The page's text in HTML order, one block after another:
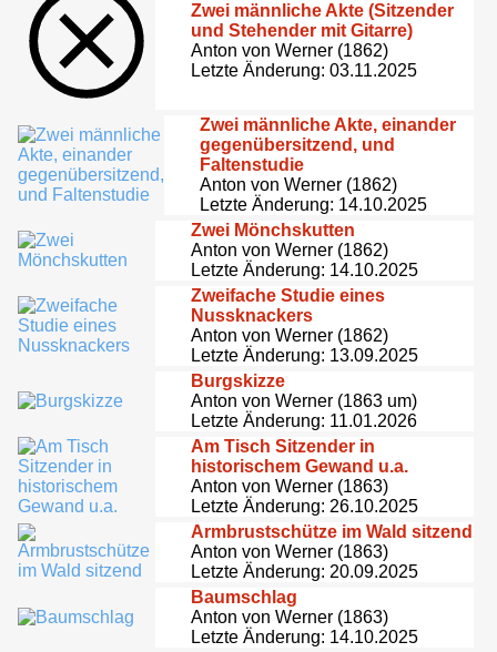
Zwei männliche Akte (Sitzender
und Stehender mit Gitarre)
Anton von Werner (1862)
Letzte Änderung: 03.11.2025
Zwei männliche Akte, einander
gegenübersitzend, und
Faltenstudie
Anton von Werner (1862)
Letzte Änderung: 14.10.2025
Zwei Mönchskutten
Anton von Werner (1862)
Letzte Änderung: 14.10.2025
Zweifache Studie eines
Nussknackers
Anton von Werner (1862)
Letzte Änderung: 13.09.2025
Burgskizze
Anton von Werner (1863 um)
Letzte Änderung: 11.01.2026
Am Tisch Sitzender in
historischem Gewand u.a.
Anton von Werner (1863)
Letzte Änderung: 26.10.2025
Armbrustschütze im Wald sitzend
Anton von Werner (1863)
Letzte Änderung: 20.09.2025
Baumschlag
Anton von Werner (1863)
Letzte Änderung: 14.10.2025